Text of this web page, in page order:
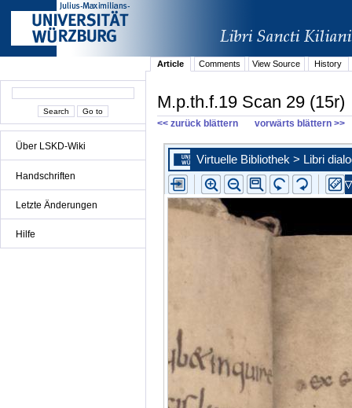
Über LSKD-Wiki
Handschriften
Letzte Änderungen
Hilfe
Article Comments View Source History
M.p.th.f.19 Scan 29 (15r)
<< zurück blättern vorwärts blättern >>